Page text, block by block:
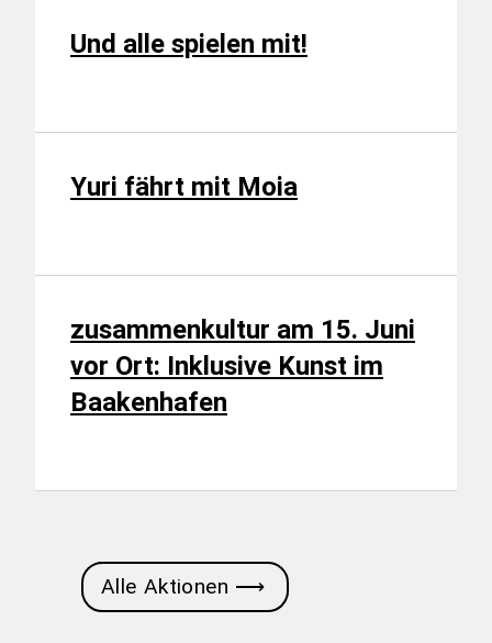
Noch mehr Beiträge
Und alle spielen mit!
Yuri fährt mit Moia
zusammenkultur am 15. Juni
vor Ort: Inklusive Kunst im
Baakenhafen
Alle Aktionen